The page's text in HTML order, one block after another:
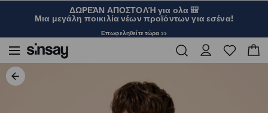
ΔΩΡΕΆΝ ΑΠΟΣΤΟΛΉ για ολα 🎒
Μια μεγάλη ποικιλία νέων προϊόντων για εσένα!
Επωφεληθείτε τώρα >>